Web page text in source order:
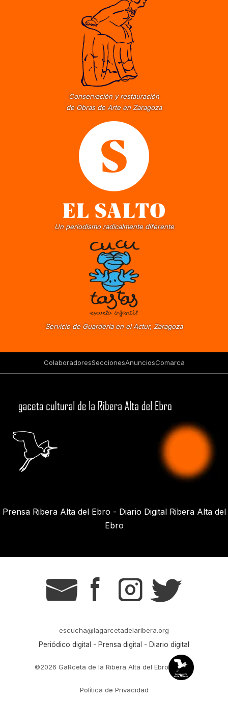
Conservación y restauración
de Obras de Arte en Zaragoza
Un periodismo radicalmente diferente
Servicio de Guardería en el Actur, Zaragoza
ColaboradoresSeccionesAnunciosComarca
Prensa Ribera Alta del Ebro - Diario Digital Ribera Alta del
Ebro
g s t r
escucha@lagarcetadelaribera.org
Periódico digital - Prensa digital - Diario digital
©2026 GaRceta de la Ribera Alta del Ebro
Política de Privacidad